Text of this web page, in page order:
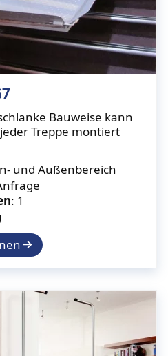
Bauweise kann
Treppe montiert
und Außenbereich
: 1